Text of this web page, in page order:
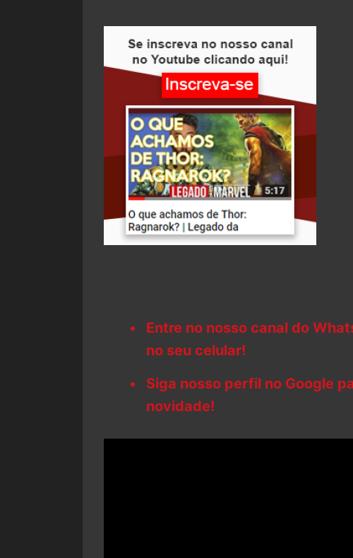
Entre no nosso canal do
no seu celular!
Siga nosso perfil no Google
novidade!